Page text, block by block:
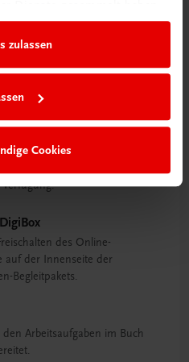
zulassen
Cookies
Blick
des Online-
auf der Innenseite der
Begleitpakets.
Arbeitsaufgaben im Buch